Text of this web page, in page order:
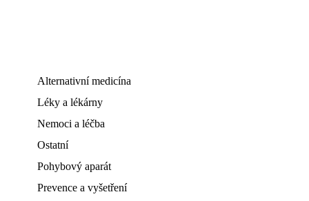
Alternativní medicína
Léky a lékárny
Nemoci a léčba
Ostatní
Pohybový aparát
Prevence a vyšetření